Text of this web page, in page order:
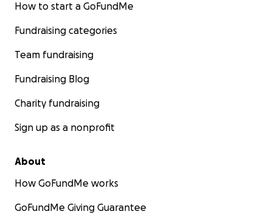
How to start a GoFundMe
Fundraising categories
Team fundraising
Fundraising Blog
Charity fundraising
Sign up as a nonprofit
About
How GoFundMe works
GoFundMe Giving Guarantee